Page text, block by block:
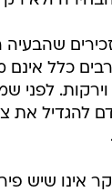
שהבעיה
כלל אינם
לפני
להגדיל את
אינו שיש